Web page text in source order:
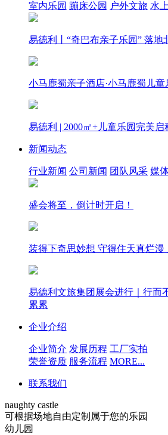
室内乐园 蹦床公园 户外文旅 水
易德利丨“奇巴布亲子乐园” 落地
小马鹿蜀亲子酒店·小马鹿蜀儿童
易德利 | 2000㎡+儿童乐园完美启
新闻动态
行业新闻 公司新闻 团队风采 媒
盛会将至，倒计时开启！
装得下奇思妙想 守得住天真烂漫
易德利文旅集团展会进行｜行而
累累
企业介绍
企业简介 发展历程 工厂实拍
荣誉资质 服务流程 MORE...
联系我们
naughty castle
可根据场地自由定制属于您的乐园
幼儿园